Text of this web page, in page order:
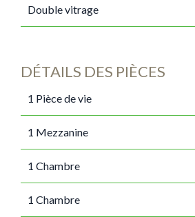
Double vitrage
DÉTAILS DES PIÈCES
1 Pièce de vie
1 Mezzanine
1 Chambre
1 Chambre